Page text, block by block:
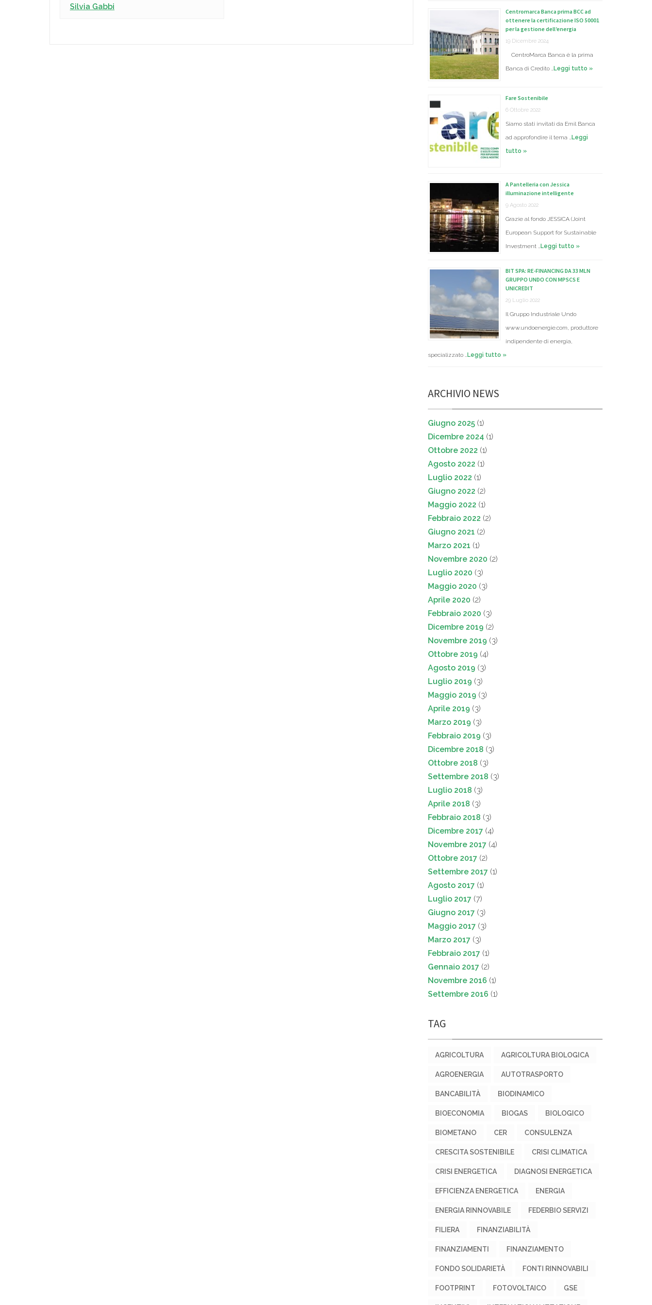
Silvia Gabbi
Centromarca Banca prima BCC ad
ottenere la certificazione ISO 50001
per la gestione dell’energia
19 Dicembre 2024
CentroMarca Banca è la prima
Banca di Credito …Leggi tutto »
Fare Sostenibile
6 Ottobre 2022
Siamo stati invitati da Emil Banca
ad approfondire il tema …Leggi
tutto »
A Pantelleria con Jessica
illuminazione intelligente
9 Agosto 2022
Grazie al fondo JESSICA (Joint
European Support for Sustainable
Investment …Leggi tutto »
BIT SPA: RE-FINANCING DA 33 MLN
GRUPPO UNDO CON MPSCS E
UNICREDIT
29 Luglio 2022
Il Gruppo Industriale Undo
www.undoenergie.com, produttore
indipendente di energia,
specializzato …Leggi tutto »
ARCHIVIO NEWS
Giugno 2025 (1)
Dicembre 2024 (1)
Ottobre 2022 (1)
Agosto 2022 (1)
Luglio 2022 (1)
Giugno 2022 (2)
Maggio 2022 (1)
Febbraio 2022 (2)
Giugno 2021 (2)
Marzo 2021 (1)
Novembre 2020 (2)
Luglio 2020 (3)
Maggio 2020 (3)
Aprile 2020 (2)
Febbraio 2020 (3)
Dicembre 2019 (2)
Novembre 2019 (3)
Ottobre 2019 (4)
Agosto 2019 (3)
Luglio 2019 (3)
Maggio 2019 (3)
Aprile 2019 (3)
Marzo 2019 (3)
Febbraio 2019 (3)
Dicembre 2018 (3)
Ottobre 2018 (3)
Settembre 2018 (3)
Luglio 2018 (3)
Aprile 2018 (3)
Febbraio 2018 (3)
Dicembre 2017 (4)
Novembre 2017 (4)
Ottobre 2017 (2)
Settembre 2017 (1)
Agosto 2017 (1)
Luglio 2017 (7)
Giugno 2017 (3)
Maggio 2017 (3)
Marzo 2017 (3)
Febbraio 2017 (1)
Gennaio 2017 (2)
Novembre 2016 (1)
Settembre 2016 (1)
TAG
AGRICOLTURA AGRICOLTURA BIOLOGICA
AGROENERGIA AUTOTRASPORTO
BANCABILITÀ BIODINAMICO
BIOECONOMIA BIOGAS BIOLOGICO
BIOMETANO CER CONSULENZA
CRESCITA SOSTENIBILE CRISI CLIMATICA
CRISI ENERGETICA DIAGNOSI ENERGETICA
EFFICIENZA ENERGETICA ENERGIA
ENERGIA RINNOVABILE FEDERBIO SERVIZI
FILIERA FINANZIABILITÀ
FINANZIAMENTI FINANZIAMENTO
FONDO SOLIDARIETÀ FONTI RINNOVABILI
FOOTPRINT FOTOVOLTAICO GSE